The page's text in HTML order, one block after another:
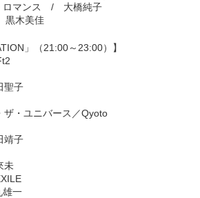
ロマンス / 大橋純子
木美佳
」（21:00～23:00）】
聖子
ザ・ユニバース／Qyoto
靖子
未
雄一